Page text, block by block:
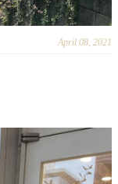
April 08, 2021